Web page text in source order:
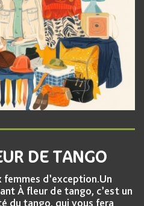
DE TANGO
d’exception.Un
À fleur de tango, c’est un
du tango, qui vous fera